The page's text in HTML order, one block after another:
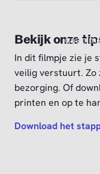
gaan
Bekijk onze
In dit filmpje zie je
veilig verstuurt. Zo
bezorging. Of
printen en op te
Download het